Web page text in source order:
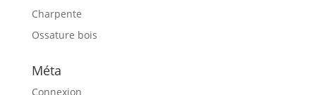
Charpente
Ossature bois
Méta
Connexion